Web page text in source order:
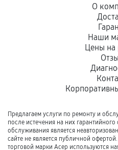
О
Наши
Цены на
Предлагаем услуги по ремонту и
после истечения на них
обслуживания является
сайте не является публичной
торговой марки Асер используются